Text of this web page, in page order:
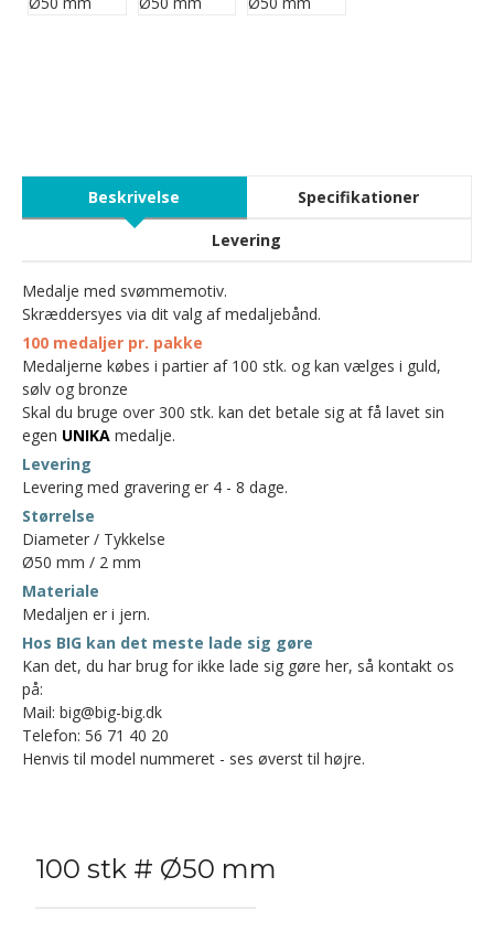
Beskrivelse Specifikationer
Levering
Medalje med svømmemotiv.
Skræddersyes via dit valg af medaljebånd.
100 medaljer pr. pakke
Medaljerne købes i partier af 100 stk. og kan vælges i guld,
sølv og bronze
Skal du bruge over 300 stk. kan det betale sig at få lavet sin
egen UNIKA medalje.
Levering
Levering med gravering er 4 - 8 dage.
Størrelse
Diameter / Tykkelse
Ø50 mm / 2 mm
Materiale
Medaljen er i jern.
Hos BIG kan det meste lade sig gøre
Kan det, du har brug for ikke lade sig gøre her, så kontakt os
på:
Mail: big@big-big.dk
Telefon: 56 71 40 20
Henvis til model nummeret - ses øverst til højre.
100 stk # Ø50 mm